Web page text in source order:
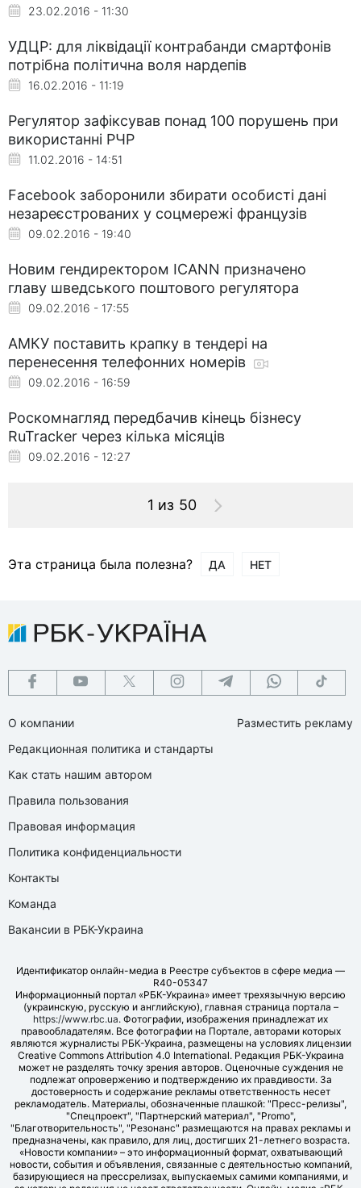
23.02.2016 - 11:30
УДЦР: для ліквідації контрабанди смартфонів
потрібна політична воля нардепів
16.02.2016 - 11:19
Регулятор зафіксував понад 100 порушень при
використанні РЧР
11.02.2016 - 14:51
Facebook заборонили збирати особисті дані
незареєстрованих у соцмережі французів
09.02.2016 - 19:40
Новим гендиректором ICANN призначено
главу шведського поштового регулятора
09.02.2016 - 17:55
АМКУ поставить крапку в тендері на
перенесення телефонних номерів
09.02.2016 - 16:59
Роскомнагляд передбачив кінець бізнесу
RuTracker через кілька місяців
09.02.2016 - 12:27
1 из 50
Эта страница была полезна? ДА НЕТ
О компании
Редакционная политика и стандарты
Как стать нашим автором
Правила пользования
Правовая информация
Политика конфиденциальности
Контакты
Команда
Вакансии в РБК-Украина
Разместить рекламу
Идентификатор онлайн-медиа в Реестре субъектов в сфере медиа —
R40-05347
Информационный портал «РБК-Украина» имеет трехязычную версию
(украинскую, русскую и английскую), главная страница портала –
https://www.rbc.ua. Фотографии, изображения принадлежат их
правообладателям. Все фотографии на Портале, авторами которых
являются журналисты РБК-Украина, размещены на условиях лицензии
Creative Commons Attribution 4.0 International. Редакция РБК-Украина
может не разделять точку зрения авторов. Оценочные суждения не
подлежат опровержению и подтверждению их правдивости. За
достоверность и содержание рекламы ответственность несет
рекламодатель. Материалы, обозначенные плашкой: "Пресс-релизы",
"Спецпроект", "Партнерский материал", "Promo",
"Благотворительность", "Резонанс" размещаются на правах рекламы и
предназначены, как правило, для лиц, достигших 21-летнего возраста.
«Новости компании» – это информационный формат, охватывающий
новости, события и объявления, связанные с деятельностью компаний,
базирующиеся на прессрелизах, выпускаемых самими компаниями, и